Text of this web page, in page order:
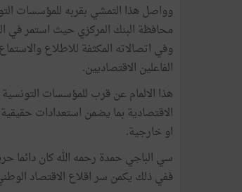
وواصل هذا التمشي بقربه للمؤسسات
محافظة البنك المركزي حيث استمر في
وفي اتصالاته المكثفة للاطلاع
الفاعلين الاقتصاديين.
هذا الالمام عن قرب للمؤسسات التونسية
الاقتصادية بما يضمن استعدادات
او خارجية.
سي الباجي حمدة رحمه الله كان دائما
ففي ذلك يكمن سر اقلاع الاقتصاد